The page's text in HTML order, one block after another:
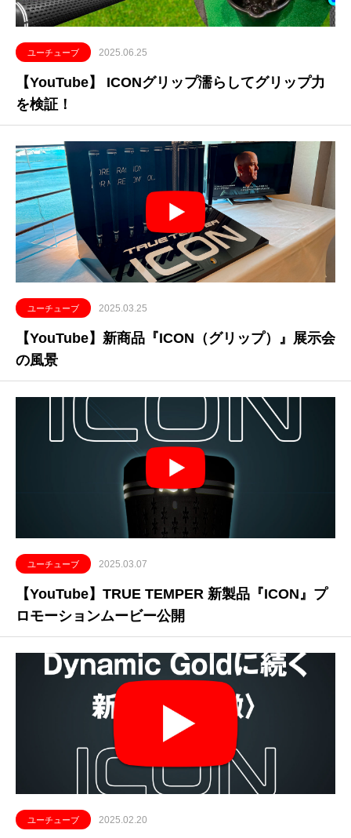
ユーチューブ 2025.06.25
【YouTube】 ICONグリップ濡らしてグリップ力
を検証！
ユーチューブ 2025.03.25
【YouTube】新商品『ICON（グリップ）』展示会
の風景
ユーチューブ 2025.03.07
【YouTube】TRUE TEMPER 新製品『ICON』プ
ロモーションムービー公開
ユーチューブ 2025.02.20